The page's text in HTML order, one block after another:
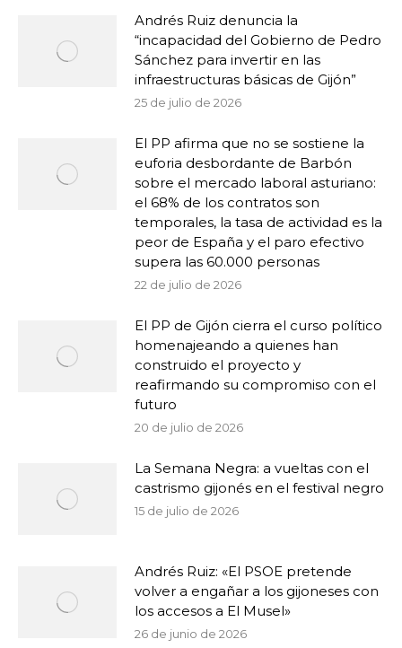
Andrés Ruiz denuncia la
“incapacidad del Gobierno de Pedro
Sánchez para invertir en las
infraestructuras básicas de Gijón”
25 de julio de 2026
El PP afirma que no se sostiene la
euforia desbordante de Barbón
sobre el mercado laboral asturiano:
el 68% de los contratos son
temporales, la tasa de actividad es la
peor de España y el paro efectivo
supera las 60.000 personas
22 de julio de 2026
El PP de Gijón cierra el curso político
homenajeando a quienes han
construido el proyecto y
reafirmando su compromiso con el
futuro
20 de julio de 2026
La Semana Negra: a vueltas con el
castrismo gijonés en el festival negro
15 de julio de 2026
Andrés Ruiz: «El PSOE pretende
volver a engañar a los gijoneses con
los accesos a El Musel»
26 de junio de 2026